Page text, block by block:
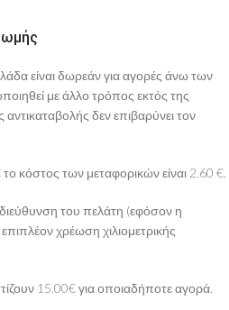
είναι δωρεάν για αγορές άνω των
με άλλο τρόπος εκτός της
δεν επιβαρύνει τον
κόστος των μεταφορικών είναι 2.60 €.
του πελάτη (εφόσον η
επιπλέον χρέωση χιλιομετρικής
15.00€ για οποιαδήποτε αγορά.